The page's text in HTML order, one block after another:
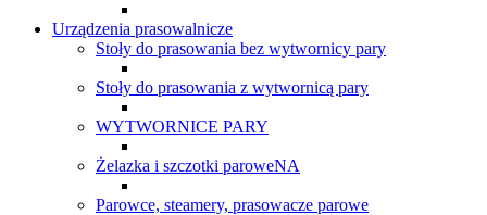
Urządzenia prasowalnicze
Stoły do prasowania bez wytwornicy pary
Stoły do prasowania z wytwornicą pary
WYTWORNICE PARY
Żelazka i szczotki paroweNA
Parowce, steamery, prasowacze parowe